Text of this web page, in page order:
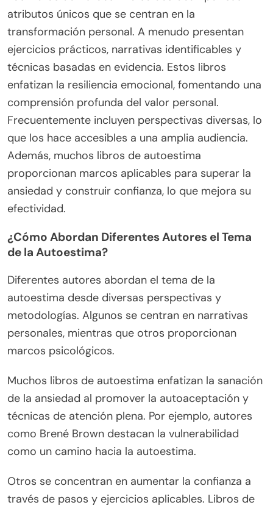
atributos únicos que se centran en la
transformación personal. A menudo presentan
ejercicios prácticos, narrativas identificables y
técnicas basadas en evidencia. Estos libros
enfatizan la resiliencia emocional, fomentando una
comprensión profunda del valor personal.
Frecuentemente incluyen perspectivas diversas, lo
que los hace accesibles a una amplia audiencia.
Además, muchos libros de autoestima
proporcionan marcos aplicables para superar la
ansiedad y construir confianza, lo que mejora su
efectividad.
¿Cómo Abordan Diferentes Autores el Tema
de la Autoestima?
Diferentes autores abordan el tema de la
autoestima desde diversas perspectivas y
metodologías. Algunos se centran en narrativas
personales, mientras que otros proporcionan
marcos psicológicos.
Muchos libros de autoestima enfatizan la sanación
de la ansiedad al promover la autoaceptación y
técnicas de atención plena. Por ejemplo, autores
como Brené Brown destacan la vulnerabilidad
como un camino hacia la autoestima.
Otros se concentran en aumentar la confianza a
través de pasos y ejercicios aplicables. Libros de